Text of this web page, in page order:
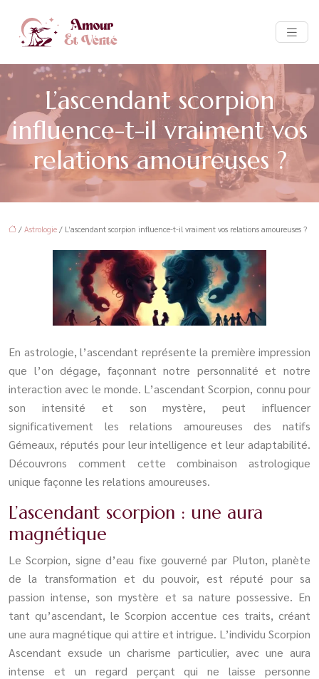
L’ascendant scorpion
influence-t-il vraiment vos
relations amoureuses ?
/ Astrologie / L’ascendant scorpion influence-t-il vraiment vos relations amoureuses ?
En astrologie, l’ascendant représente la première impression
que l’on dégage, façonnant notre personnalité et notre
interaction avec le monde. L’ascendant Scorpion, connu pour
son intensité et son mystère, peut influencer
significativement les relations amoureuses des natifs
Gémeaux, réputés pour leur intelligence et leur adaptabilité.
Découvrons comment cette combinaison astrologique
unique façonne les relations amoureuses.
L’ascendant scorpion : une aura
magnétique
Le Scorpion, signe d’eau fixe gouverné par Pluton, planète
de la transformation et du pouvoir, est réputé pour sa
passion intense, son mystère et sa nature possessive. En
tant qu’ascendant, le Scorpion accentue ces traits, créant
une aura magnétique qui attire et intrigue. L’individu Scorpion
Ascendant exsude un charisme particulier, avec une aura
intense et un regard perçant qui ne laisse personne